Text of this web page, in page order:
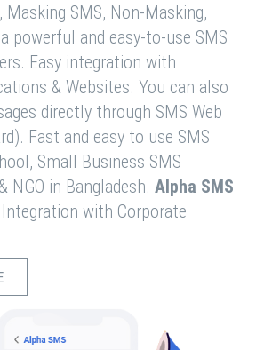
, Masking SMS, Non-Masking,
powerful and easy-to-use SMS
Easy integration with
& Websites. You can also
directly through SMS Web
Fast and easy to use SMS
Small Business SMS
NGO in Bangladesh. Alpha SMS
with Corporate